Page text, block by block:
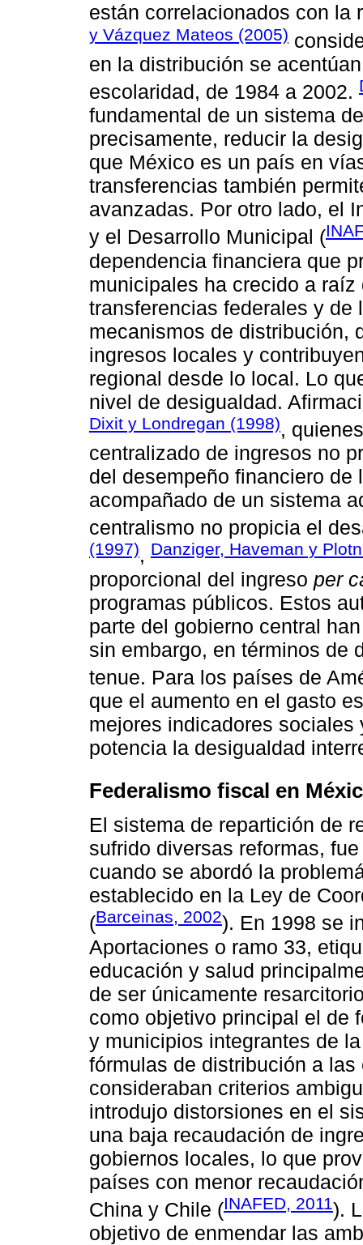
están correlacionados con
y Vázquez Mateos (2005)
en la distribución se
escolaridad, de 1984 a 2002.
fundamental de un sistema
precisamente, reducir la
que México es un país en
transferencias también
avanzadas. Por otro lado, el
y el Desarrollo Municipal (
dependencia financiera que
municipales ha crecido a
transferencias federales y
mecanismos de distribución,
ingresos locales y
regional desde lo local. Lo
nivel de desigualdad.
Dixit y Londregan (1998),
centralizado de ingresos no
del desempeño financiero
acompañado de un sistema
centralismo no propicia el
(1997), Danziger, Haveman y
proporcional del ingreso per
programas públicos. Estos
parte del gobierno central
sin embargo, en términos de
tenue. Para los países de
que el aumento en el gasto
mejores indicadores
potencia la desigualdad
Federalismo fiscal en
El sistema de repartición de
sufrido diversas reformas,
cuando se abordó la
establecido en la Ley de
(Barceinas, 2002). En 1998 se
Aportaciones o ramo 33,
educación y salud
de ser únicamente
como objetivo principal el de
y municipios integrantes de
fórmulas de distribución a
consideraban criterios
introdujo distorsiones en el
una baja recaudación de
gobiernos locales, lo que
países con menor
China y Chile (INAFED, 2011).
objetivo de enmendar las